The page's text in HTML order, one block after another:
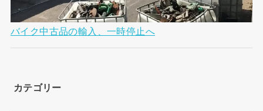
バイク中古品の輸入、一時停止へ
カテゴリー